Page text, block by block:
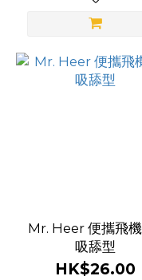
Mr. Heer 便攜飛
吸舔型
HK$26.00